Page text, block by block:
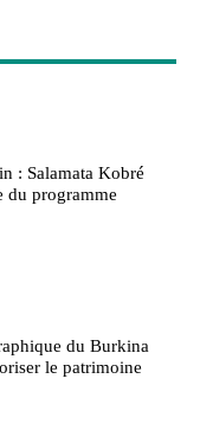
: Salamata Kobré
du programme
du Burkina
le patrimoine